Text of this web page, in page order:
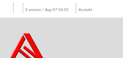
E premte / Aug-07 06:01 Kontakt